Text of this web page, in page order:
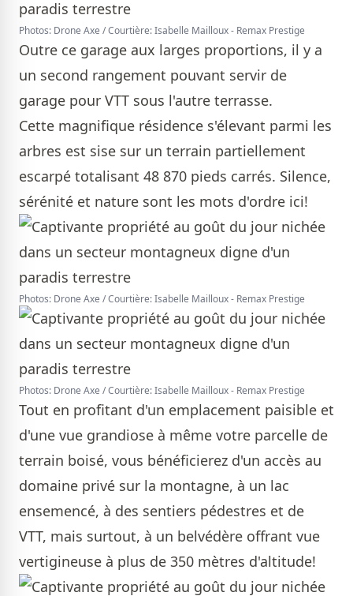
Photos: Drone Axe / Courtière: Isabelle Mailloux - Remax Prestige
Outre ce garage aux larges proportions, il y a
un second rangement pouvant servir de
garage pour VTT sous l'autre terrasse.
Cette magnifique résidence s'élevant parmi les
arbres est sise sur un terrain partiellement
escarpé totalisant 48 870 pieds carrés. Silence,
sérénité et nature sont les mots d'ordre ici!
Photos: Drone Axe / Courtière: Isabelle Mailloux - Remax Prestige
Photos: Drone Axe / Courtière: Isabelle Mailloux - Remax Prestige
Tout en profitant d'un emplacement paisible et
d'une vue grandiose à même votre parcelle de
terrain boisé, vous bénéficierez d'un accès au
domaine privé sur la montagne, à un lac
ensemencé, à des sentiers pédestres et de
VTT, mais surtout, à un belvédère offrant vue
vertigineuse à plus de 350 mètres d'altitude!